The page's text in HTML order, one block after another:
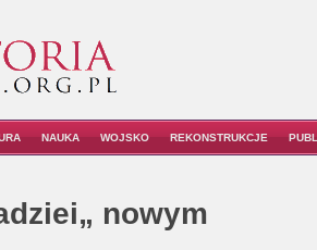
NAUKA WOJSKO REKONSTRUKCJE
nowym